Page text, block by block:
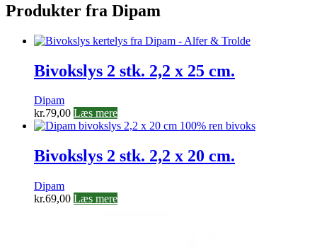
Produkter fra Dipam
Bivokslys 2 stk. 2,2 x 25 cm.
Dipam
kr.79,00 Læs mere
Bivokslys 2 stk. 2,2 x 20 cm.
Dipam
kr.69,00 Læs mere